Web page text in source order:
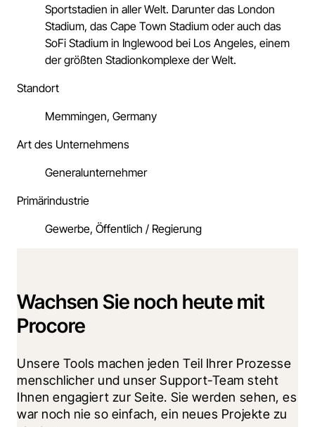
Sportstadien in aller Welt. Darunter das London
Stadium, das Cape Town Stadium oder auch das
SoFi Stadium in Inglewood bei Los Angeles, einem
der größten Stadionkomplexe der Welt.
Standort
Memmingen, Germany
Art des Unternehmens
Generalunternehmer
Primärindustrie
Gewerbe, Öffentlich / Regierung
Wachsen Sie noch heute mit
Procore
Unsere Tools machen jeden Teil Ihrer Prozesse
menschlicher und unser Support-Team steht
Ihnen engagiert zur Seite. Sie werden sehen, es
war noch nie so einfach, ein neues Projekte zu